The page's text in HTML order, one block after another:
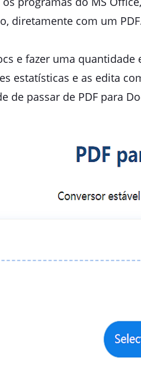
diretamente com um
e fazer uma
estatísticas e as edita
de passar de PDF para